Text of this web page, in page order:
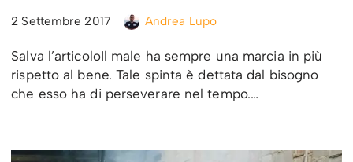
2 Settembre 2017 Andrea Lupo
Salva l’articoloIl male ha sempre una marcia in più
rispetto al bene. Tale spinta è dettata dal bisogno
che esso ha di perseverare nel tempo.…